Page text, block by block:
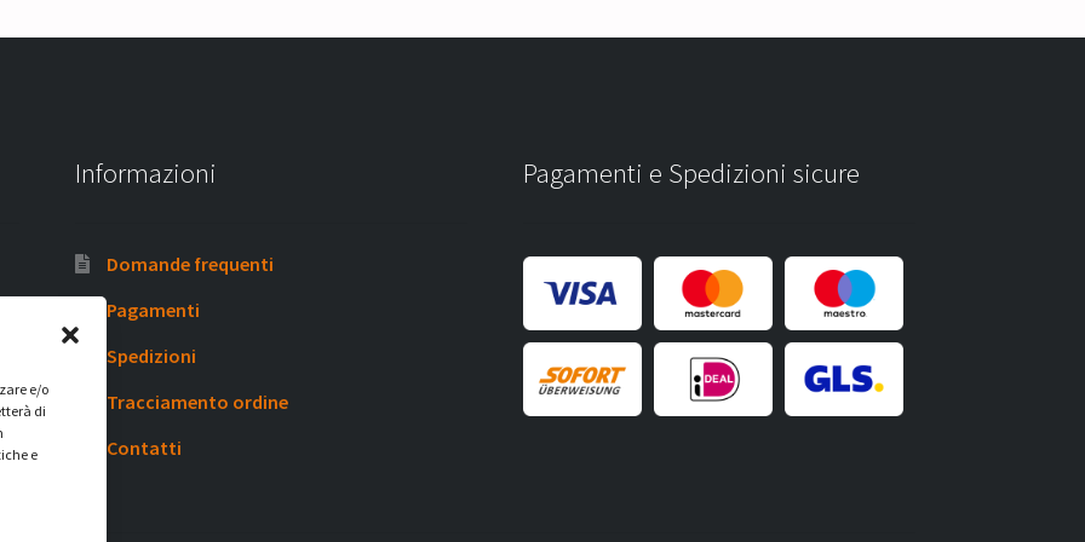
e/o
di
e
Informazioni
Domande frequenti
Pagamenti
Spedizioni
Tracciamento ordine
Contatti
Pagamenti e Spedizioni sicure